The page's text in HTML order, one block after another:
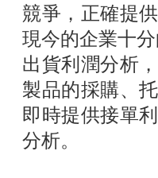
競爭，正確提
現今的企業十
出貨利潤分析
製品的採購、
即時提供接單
分析。